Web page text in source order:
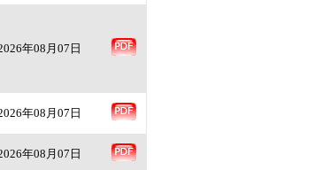
年08月07日
年08月07日
年08月07日